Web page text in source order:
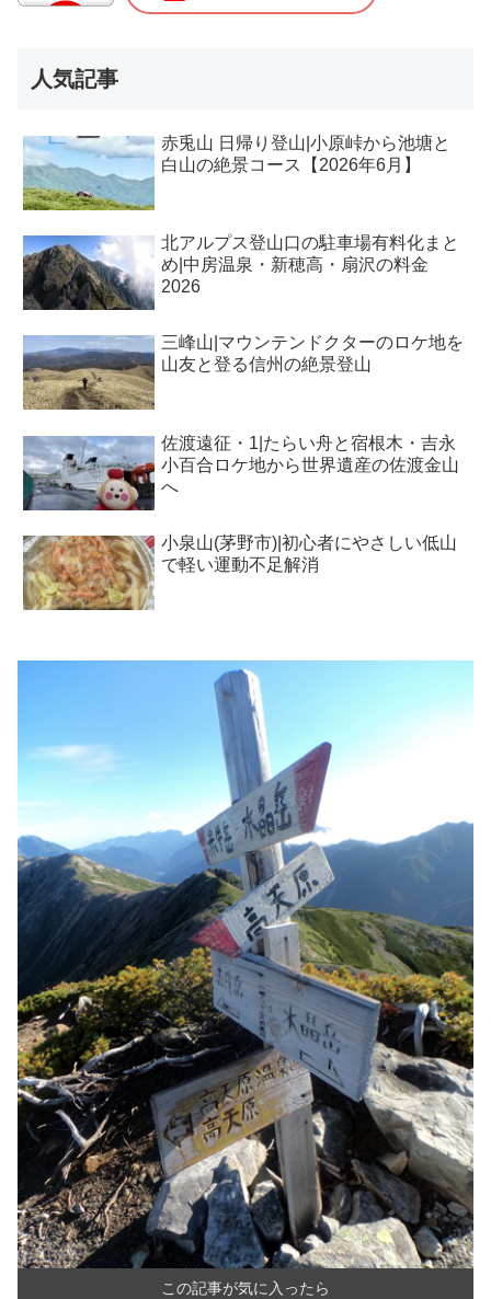
人気記事
赤兎山 日帰り登山|小原峠から池塘と
白山の絶景コース【2026年6月】
北アルプス登山口の駐車場有料化まと
め|中房温泉・新穂高・扇沢の料金
2026
三峰山|マウンテンドクターのロケ地を
山友と登る信州の絶景登山
佐渡遠征・1|たらい舟と宿根木・吉永
小百合ロケ地から世界遺産の佐渡金山
へ
小泉山(茅野市)|初心者にやさしい低山
で軽い運動不足解消
この記事が気に入ったら